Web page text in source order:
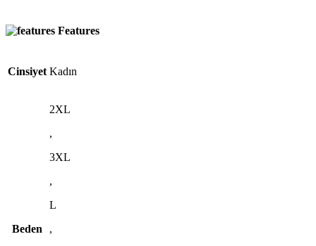
Features
Cinsiyet Kadın
Beden
2XL
,
3XL
,
L
,